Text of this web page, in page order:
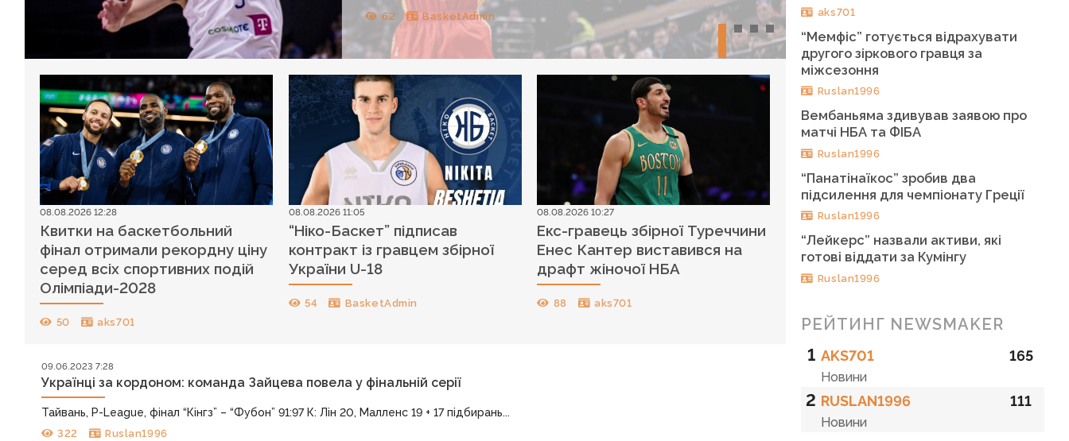
62 BasketAdmin
08.08.2026 12:28
Квитки на баскетбольний
фінал отримали рекордну ціну
серед всіх спортивних подій
Олімпіади-2028
50 aks701
08.08.2026 11:05
“Ніко-Баскет” підписав
контракт із гравцем збірної
України U-18
54 BasketAdmin
08.08.2026 10:27
Екс-гравець збірної Туреччини
Енес Кантер виставився на
драфт жіночої НБА
88 aks701
09.06.2023 7:28
Українці за кордоном: команда Зайцева повела у фінальній серії
Тайвань, P-League, фінал “Кінгз” – “Фубон” 91:97 К: Лін 20, Малленс 19 + 17 підбирань...
322 Ruslan1996
aks701
“Мемфіс” готується відрахувати
другого зіркового гравця за
міжсезоння
Ruslan1996
Вембаньяма здивував заявою про
матчі НБА та ФІБА
Ruslan1996
“Панатінаїкос” зробив два
підсилення для чемпіонату Греції
Ruslan1996
“Лейкерс” назвали активи, які
готові віддати за Кумінгу
Ruslan1996
РЕЙТИНГ NEWSMAKER
1 AKS701
Новини
165
2 RUSLAN1996
Новини
111